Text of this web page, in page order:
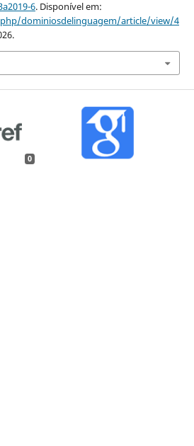
6. Disponível em:
dominiosdelinguagem/article/view/4
0